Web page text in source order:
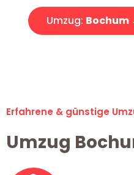
Umzug: Bochum
Erfahrene & günstige
Umzug